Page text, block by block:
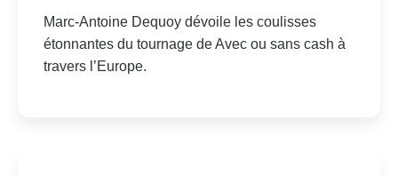
Marc-Antoine Dequoy dévoile les coulisses
étonnantes du tournage de Avec ou sans cash à
travers l’Europe.